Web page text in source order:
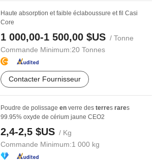
Haute absorption et faible éclaboussure et fil Casi
Core
1 000,00-1 500,00 $US / Tonne
Commande Minimum:20 Tonnes
Contacter Fournisseur
Poudre de polissage en verre des terres rares
99.95% oxyde de cérium jaune CEO2
2,4-2,5 $US / Kg
Commande Minimum:1 000 kg